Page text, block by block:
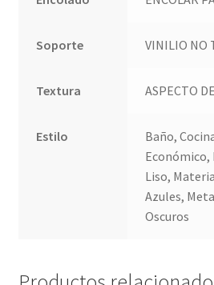
Soporte VINILIO NO
Textura ASPECTO
Estilo
Baño,
Liso,
Azules,
Oscuros